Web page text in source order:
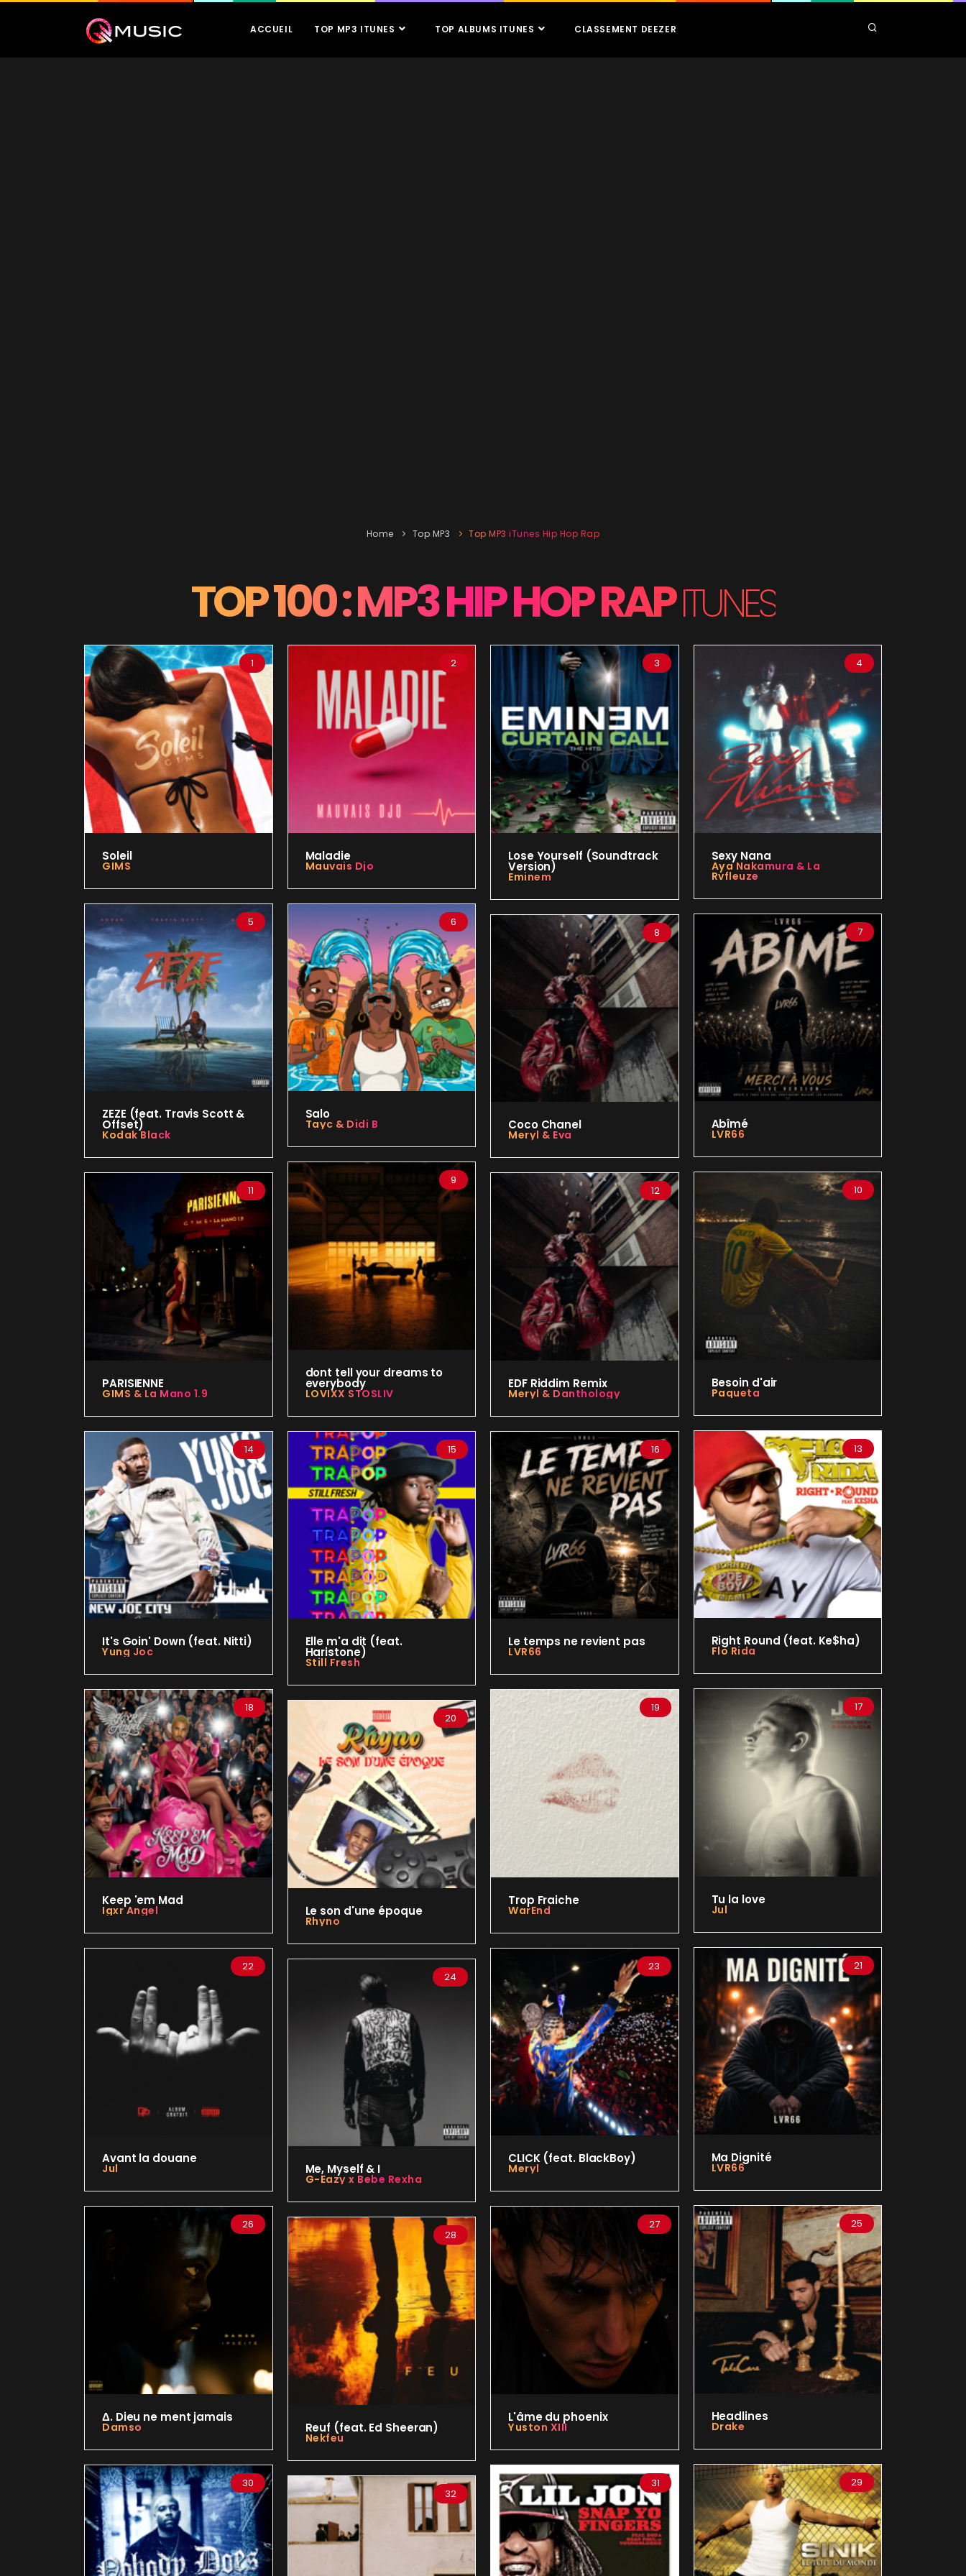
ACCUEIL TOP MP3 ITUNES TOP ALBUMS ITUNES CLASSEMENT DEEZER
Home Top MP3 Top MP3 iTunes Hip Hop Rap
TOP 100 : MP3 HIP HOP RAPITUNES
1
Soleil
GIMS
2
Maladie
Mauvais Djo
3
Lose Yourself (Soundtrack
Version)
Eminem
4
Sexy Nana
Aya Nakamura & La
Rvfleuze
5
ZEZE (feat. Travis Scott &
Offset)
Kodak Black
6
Salo
Tayc & Didi B
7
Abîmé
LVR66
8
Coco Chanel
Meryl & Eva
9
dont tell your dreams to
everybody
LOVIXX STOSLIV
10
Besoin d'air
Paqueta
11
PARISIENNE
GIMS & La Mano 1.9
12
EDF Riddim Remix
Meryl & Danthology
13
Right Round (feat. Ke$ha)
Flo Rida
14
It's Goin' Down (feat. Nitti)
Yung Joc
15
Elle m'a dit (feat.
Haristone)
Still Fresh
16
Le temps ne revient pas
LVR66
17
Tu la love
Jul
18
Keep 'em Mad
Igxr Angel
19
Trop Fraiche
WarEnd
20
Le son d'une époque
Rhyno
21
Ma Dignité
LVR66
22
Avant la douane
Jul
23
CLICK (feat. BlackBoy)
Meryl
24
Me, Myself & I
G-Eazy x Bebe Rexha
25
Headlines
Drake
26
Δ. Dieu ne ment jamais
Damso
27
L'âme du phoenix
Yuston XIII
28
Reuf (feat. Ed Sheeran)
Nekfeu
29
30 31
32